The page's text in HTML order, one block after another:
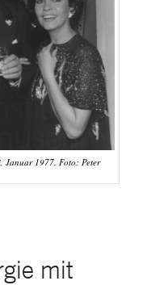
Januar 1977. Foto: Peter
mit